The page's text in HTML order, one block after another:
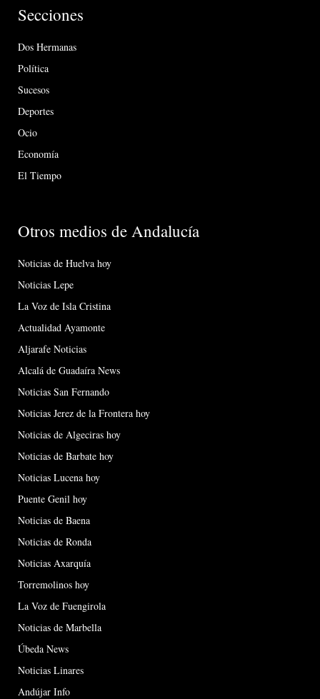
Secciones
Dos Hermanas
Política
Sucesos
Deportes
Ocio
Economía
El Tiempo
Otros medios de Andalucía
Noticias de Huelva hoy
Noticias Lepe
La Voz de Isla Cristina
Actualidad Ayamonte
Aljarafe Noticias
Alcalá de Guadaíra News
Noticias San Fernando
Noticias Jerez de la Frontera hoy
Noticias de Algeciras hoy
Noticias de Barbate hoy
Noticias Lucena hoy
Puente Genil hoy
Noticias de Baena
Noticias de Ronda
Noticias Axarquía
Torremolinos hoy
La Voz de Fuengirola
Noticias de Marbella
Úbeda News
Noticias Linares
Andújar Info